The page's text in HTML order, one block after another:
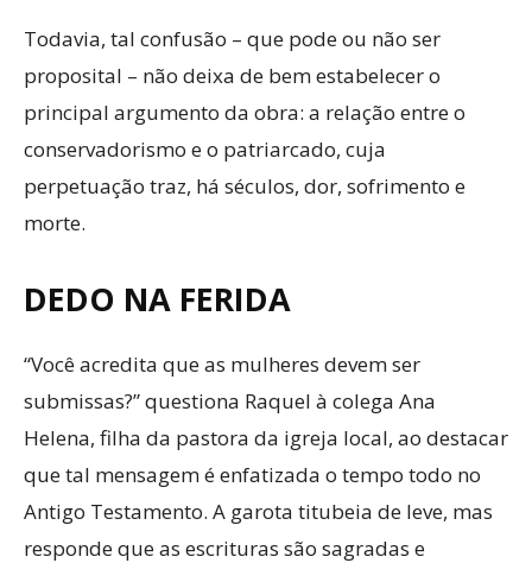
Todavia, tal confusão – que pode ou não ser
proposital – não deixa de bem estabelecer o
principal argumento da obra: a relação entre o
conservadorismo e o patriarcado, cuja
perpetuação traz, há séculos, dor, sofrimento e
morte.
DEDO NA FERIDA
“Você acredita que as mulheres devem ser
submissas?” questiona Raquel à colega Ana
Helena, filha da pastora da igreja local, ao destacar
que tal mensagem é enfatizada o tempo todo no
Antigo Testamento. A garota titubeia de leve, mas
responde que as escrituras são sagradas e